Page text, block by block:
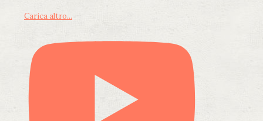
Carica altro...